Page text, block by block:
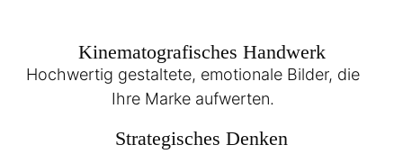
Kinematografisches Handwerk
Hochwertig gestaltete, emotionale Bilder, die
Ihre Marke aufwerten.
Strategisches Denken